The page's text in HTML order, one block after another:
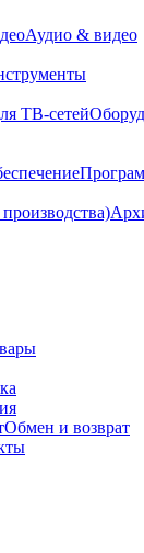
Аудио & видео
Обмен и возврат